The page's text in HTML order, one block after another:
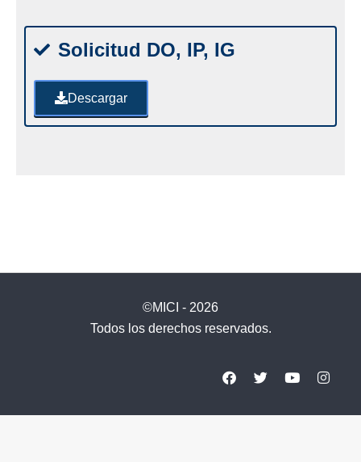
Solicitud DO, IP, IG
Descargar
©MICI - 2026
Todos los derechos reservados.